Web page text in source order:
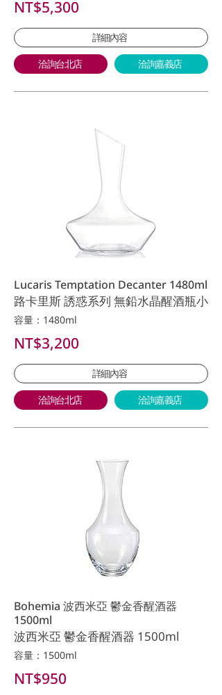
NT$5,300
詳細內容
洽詢台北店 洽詢嘉義店
Lucaris Temptation Decanter 1480ml
路卡里斯 誘惑系列 無鉛水晶醒酒瓶小
容量：1480ml
NT$3,200
詳細內容
洽詢台北店 洽詢嘉義店
Bohemia 波西米亞 鬱金香醒酒器
1500ml
波西米亞 鬱金香醒酒器 1500ml
容量：1500ml
NT$950